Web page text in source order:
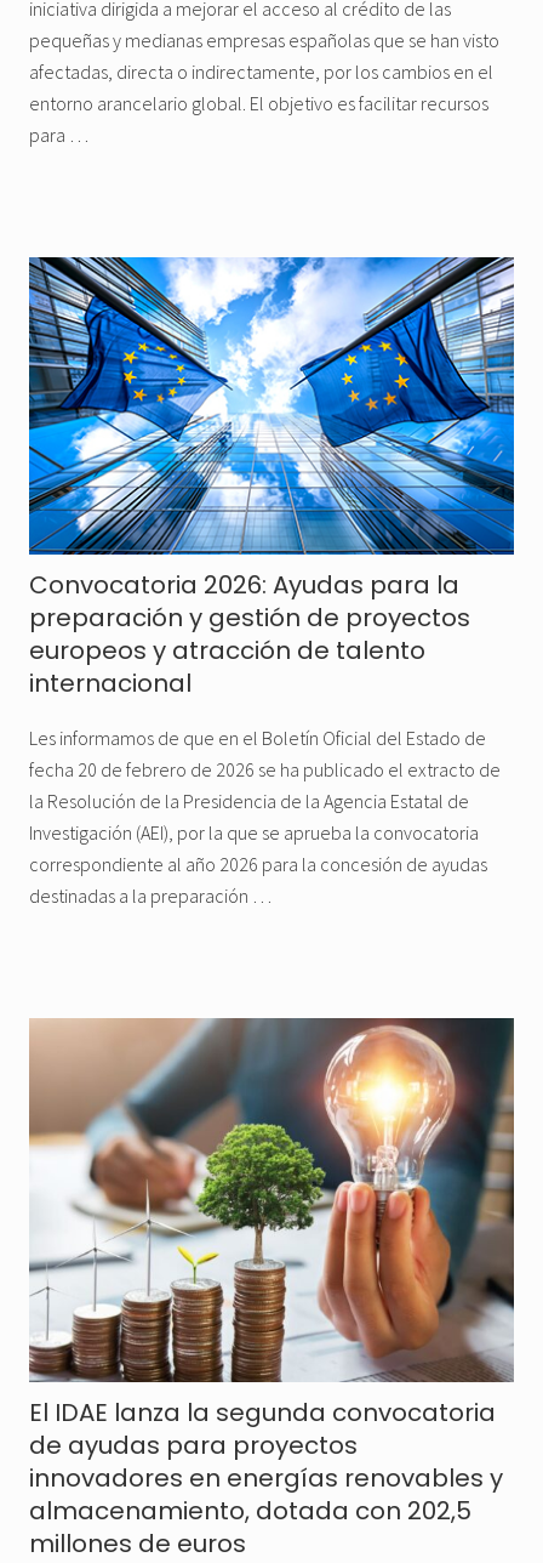
iniciativa dirigida a mejorar el acceso al crédito de las
pequeñas y medianas empresas españolas que se han visto
afectadas, directa o indirectamente, por los cambios en el
entorno arancelario global. El objetivo es facilitar recursos
para …
Convocatoria 2026: Ayudas para la
preparación y gestión de proyectos
europeos y atracción de talento
internacional
Les informamos de que en el Boletín Oficial del Estado de
fecha 20 de febrero de 2026 se ha publicado el extracto de
la Resolución de la Presidencia de la Agencia Estatal de
Investigación (AEI), por la que se aprueba la convocatoria
correspondiente al año 2026 para la concesión de ayudas
destinadas a la preparación …
El IDAE lanza la segunda convocatoria
de ayudas para proyectos
innovadores en energías renovables y
almacenamiento, dotada con 202,5
millones de euros